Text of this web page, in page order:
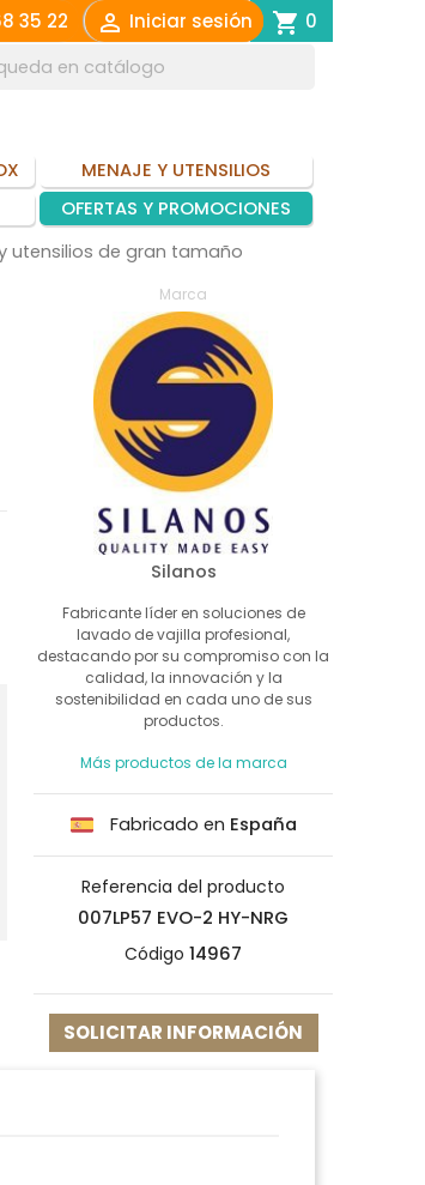
35 22  Iniciar sesión shopping_cart 0
MENAJE Y UTENSILIOS
OFERTAS Y PROMOCIONES
utensilios de gran tamaño
Marca
Silanos
Fabricante líder en soluciones de
lavado de vajilla profesional,
destacando por su compromiso con la
calidad, la innovación y la
sostenibilidad en cada uno de sus
productos.
Más productos de la marca
Fabricado en España
Referencia del producto
007LP57 EVO-2 HY-NRG
Código 14967
SOLICITAR INFORMACIÓN